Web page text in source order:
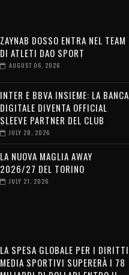
ZAYNAB DOSSO ENTRA NEL TEAM
DI ATLETI DAO SPORT
AUGUST 06, 2026
INTER E BBVA INSIEME: LA BANCA
DIGITALE DIVENTA OFFICIAL
SLEEVE PARTNER DEL CLUB
JULY 28, 2026
LA NUOVA MAGLIA AWAY
2026/27 DEL TORINO
JULY 21, 2026
LA SPESA GLOBALE PER I DIRITTI
MEDIA SPORTIVI SUPERERÀ I 78